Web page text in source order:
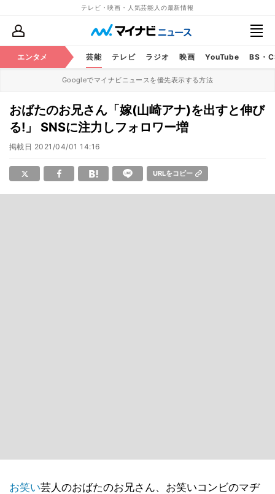
テレビ・映画・人気芸能人の最新情報
エンタメ 芸能 テレビ ラジオ 映画 YouTube BS・
Googleでマイナビニュースを優先表示する方法
おばたのお兄さん「嫁(山崎アナ)を出すと伸び
る!」 SNSに注力しフォロワー増
掲載日 2021/04/01 14:16
URLをコピー
お笑い芸人のおばたのお兄さん、お笑いコンビのマヂ